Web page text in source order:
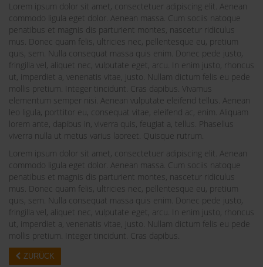
Lorem ipsum dolor sit amet, consectetuer adipiscing elit. Aenean
commodo ligula eget dolor. Aenean massa. Cum sociis natoque
penatibus et magnis dis parturient montes, nascetur ridiculus
mus. Donec quam felis, ultricies nec, pellentesque eu, pretium
quis, sem. Nulla consequat massa quis enim. Donec pede justo,
fringilla vel, aliquet nec, vulputate eget, arcu. In enim justo, rhoncus
ut, imperdiet a, venenatis vitae, justo. Nullam dictum felis eu pede
mollis pretium. Integer tincidunt. Cras dapibus. Vivamus
elementum semper nisi. Aenean vulputate eleifend tellus. Aenean
leo ligula, porttitor eu, consequat vitae, eleifend ac, enim. Aliquam
lorem ante, dapibus in, viverra quis, feugiat a, tellus. Phasellus
viverra nulla ut metus varius laoreet. Quisque rutrum.
Lorem ipsum dolor sit amet, consectetuer adipiscing elit. Aenean
commodo ligula eget dolor. Aenean massa. Cum sociis natoque
penatibus et magnis dis parturient montes, nascetur ridiculus
mus. Donec quam felis, ultricies nec, pellentesque eu, pretium
quis, sem. Nulla consequat massa quis enim. Donec pede justo,
fringilla vel, aliquet nec, vulputate eget, arcu. In enim justo, rhoncus
ut, imperdiet a, venenatis vitae, justo. Nullam dictum felis eu pede
mollis pretium. Integer tincidunt. Cras dapibus.
ZURÜCK